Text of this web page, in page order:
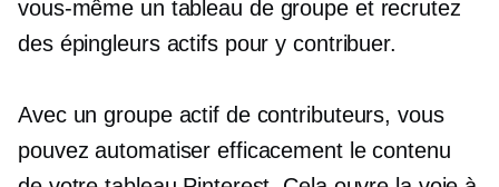
vous-même un tableau de groupe et recrutez
des épingleurs actifs pour y contribuer.
Avec un groupe actif de contributeurs, vous
pouvez automatiser efficacement le contenu